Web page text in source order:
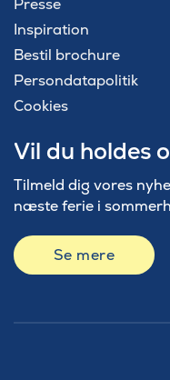
Presse
Inspiration
Bestil brochure
Persondatapolitik
Cookies
Vil du holdes
Tilmeld dig vores
næste ferie i
Se mere